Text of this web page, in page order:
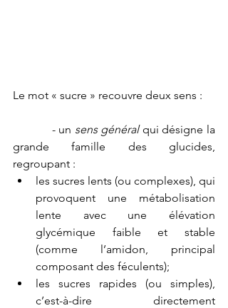
Le mot « sucre » recouvre deux sens :
            - un
sens général qui désigne la
grande famille des glucides,
regroupant :
les sucres lents (ou complexes), qui
provoquent une métabolisation
lente avec une élévation
glycémique faible et stable
(comme l’amidon, principal
composant des féculents);
les sucres rapides (ou simples),
c’est-à-dire directement